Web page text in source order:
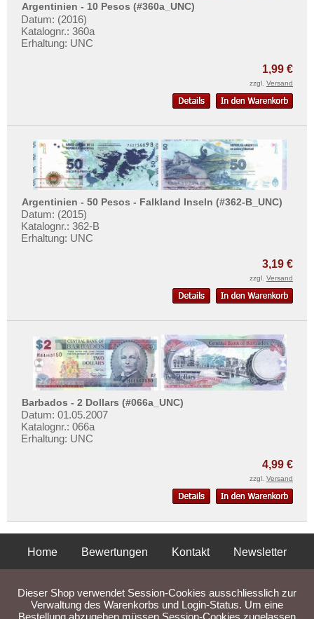
Argentinien - 10 Pesos (#360a_UNC)
Datum: (2016)
Katalognr.: 360a
Erhaltung: UNC
1,99 €
zzgl. Versand
Argentinien - 50 Pesos - Falkland Inseln (#362-B_UNC)
Datum: (2015)
Katalognr.: 362-B
Erhaltung: UNC
3,19 €
zzgl. Versand
Barbados - 2 Dollars (#066a_UNC)
Datum: 01.05.2007
Katalognr.: 066a
Erhaltung: UNC
4,99 €
zzgl. Versand
Home Bewertungen Kontakt
Newsletter
Liefer- und Versandkosten
Dieser Shop verwendet Session-Cookies ausschliesslich zur
Verwaltung des Warenkorbs und Login-Status. Um eine
Bestellung abzugeben müssen Session-Cookies zugelassen